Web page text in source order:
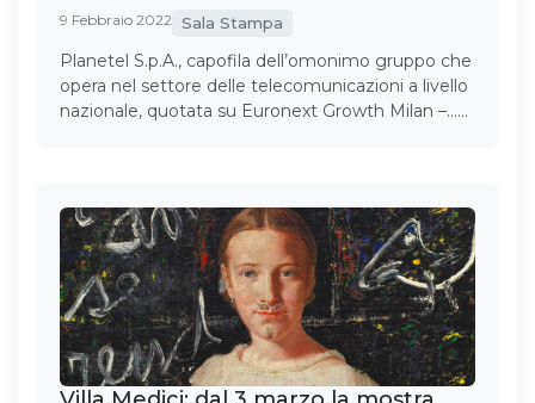
9 Febbraio 2022 Sala Stampa
Planetel S.p.A., capofila dell’omonimo gruppo che
opera nel settore delle telecomunicazioni a livello
nazionale, quotata su Euronext Growth Milan –……